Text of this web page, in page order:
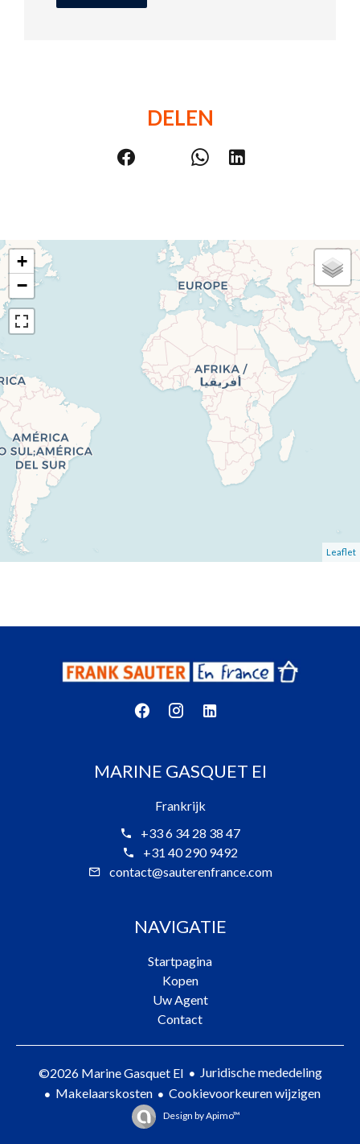
DELEN
+
−
Leaflet
MARINE GASQUET EI
Frankrijk
+33 6 34 28 38 47
+31 40 290 9492
contact@sauterenfrance.com
NAVIGATIE
Startpagina
Kopen
Uw Agent
Contact
©2026 Marine Gasquet EI
Juridische mededeling
Makelaarskosten
Cookievoorkeuren wijzigen
Design byApimo™